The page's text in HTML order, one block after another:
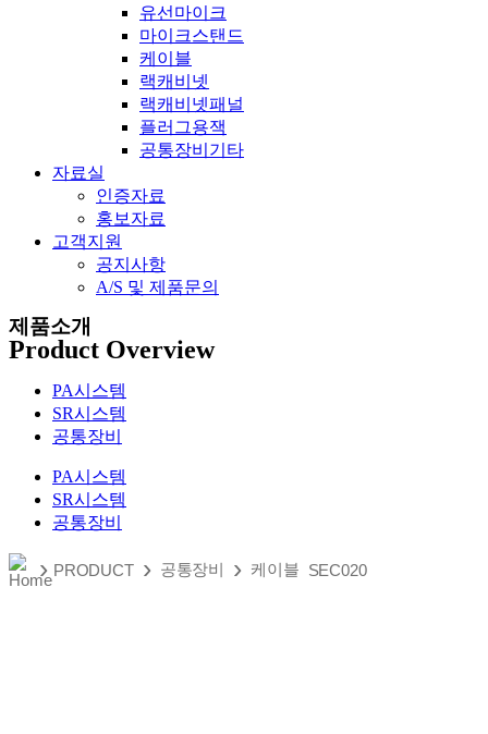
유선마이크
마이크스탠드
케이블
랙캐비넷
랙캐비넷패널
플러그용잭
공통장비기타
자료실
인증자료
홍보자료
고객지원
공지사항
A/S 및 제품문의​
제품소개
Product Overview
PA시스템
SR시스템
공통장비
PA시스템
SR시스템
공통장비
› PRODUCT › 공통장비 › 케이블 SEC020